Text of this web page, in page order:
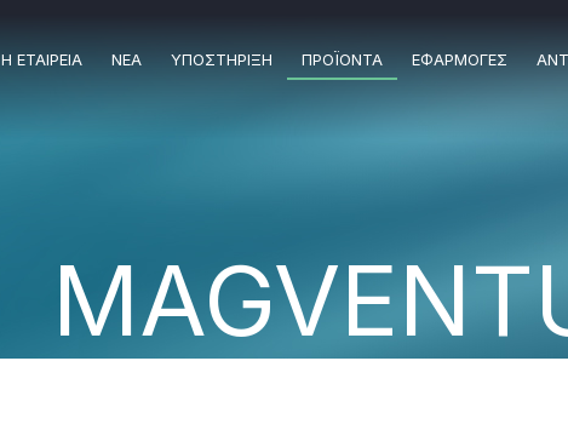
Η ΕΤΑΙΡΕΙΑ ΝΕΑ ΥΠΟΣΤΗΡΙΞΗ ΠΡΟΪΟΝΤΑ ΕΦΑΡΜΟΓΕΣ